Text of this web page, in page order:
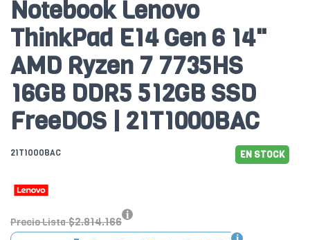
Notebook Lenovo
ThinkPad E14 Gen 6 14"
AMD Ryzen 7 7735HS
16GB DDR5 512GB SSD
FreeDOS | 21T1000BAC
21T1000BAC EN STOCK
Precio Lista $2.814.166